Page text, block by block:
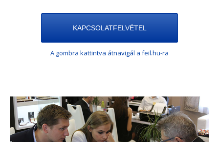
KAPCSOLATFELVÉTEL
A gombra kattintva átnavigál a feil.hu-ra